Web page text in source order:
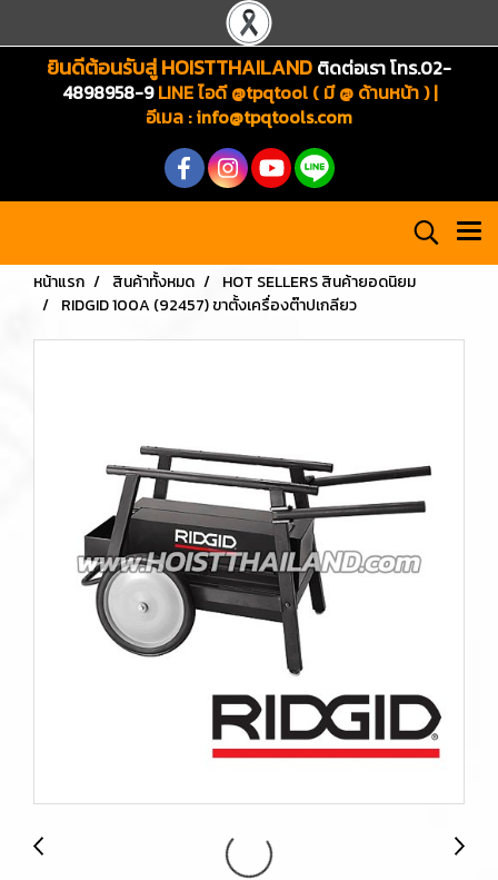
ยินดีต้อนรับสู่ HOISTTHAILAND ติดต่อเรา โทร.02-
4898958-9LINE ไอดี @tpqtool ( มี @ ด้านหน้า ) |
อีเมล :info@tpqtools.com
หน้าแรก สินค้าทั้งหมด
HOT SELLERS สินค้ายอดนิยม
RIDGID 100A (92457) ขาตั้งเครื่องต๊าปเกลียว